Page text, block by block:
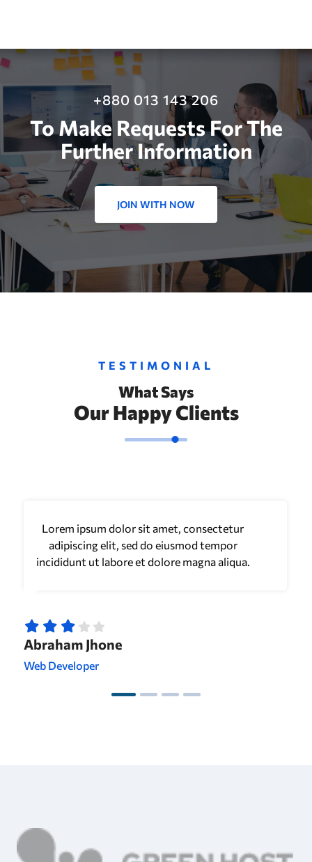
+880 013 143 206
To Make Requests For The
Further Information
JOIN WITH NOW
TESTIMONIAL
What Says
Our Happy Clients
Lorem ipsum dolor sit amet, consectetur
adipiscing elit, sed do eiusmod tempor
incididunt ut labore et dolore magna aliqua.
Abraham Jhone
Web Developer